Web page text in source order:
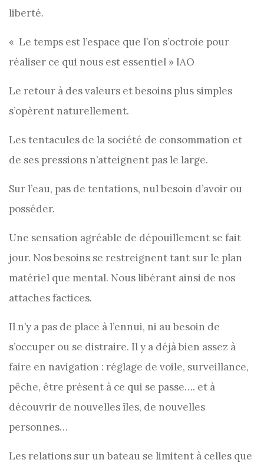
liberté.
« Le temps est l’espace que l’on s’octroie pour
réaliser ce qui nous est essentiel » IAO
Le retour à des valeurs et besoins plus simples
s’opèrent naturellement.
Les tentacules de la société de consommation et
de ses pressions n’atteignent pas le large.
Sur l’eau, pas de tentations, nul besoin d’avoir ou
posséder.
Une sensation agréable de dépouillement se fait
jour. Nos besoins se restreignent tant sur le plan
matériel que mental. Nous libérant ainsi de nos
attaches factices.
Il n’y a pas de place à l’ennui, ni au besoin de
s’occuper ou se distraire. Il y a déjà bien assez à
faire en navigation : réglage de voile, surveillance,
pêche, être présent à ce qui se passe…. et à
découvrir de nouvelles îles, de nouvelles
personnes…
Les relations sur un bateau se limitent à celles que